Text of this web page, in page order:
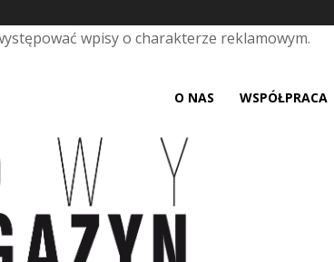
wpisy o charakterze reklamowym.
O NAS WSPÓŁPRACA